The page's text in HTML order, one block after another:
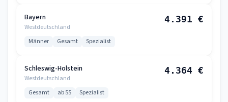
Bayern
Westdeutschland
4.391 €
Männer Gesamt Spezialist
Schleswig-Holstein
Westdeutschland
4.364 €
Gesamt ab 55 Spezialist